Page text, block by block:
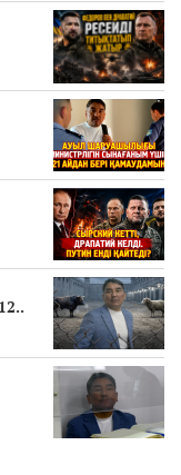
12سادىربايدىتاعىسى كەلە12نجىلعاۇقا مەس..